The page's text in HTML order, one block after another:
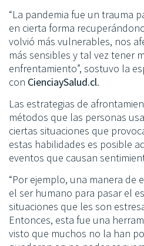
“La pandemia fue un trauma
en cierta forma
volvió más vulnerables, nos
más sensibles y tal vez tener
enfrentamiento”, sostuvo la
con CienciaySalud.cl.
Las estrategias de
métodos que las personas
ciertas situaciones que
estas habilidades es posible
eventos que causan
“Por ejemplo, una manera de
el ser humano para pasar el
situaciones que les son
Entonces, esta fue una
visto que muchos no la han